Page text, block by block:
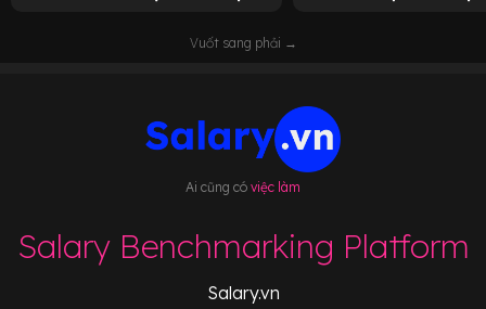
Vuốt sang phải →
Ai cũng có việc làm
Salary Benchmarking Platform
Salary.vn